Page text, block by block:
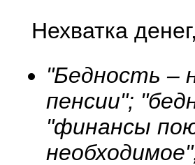
Нехватка
"Бедность –
пенсии";
"финансы